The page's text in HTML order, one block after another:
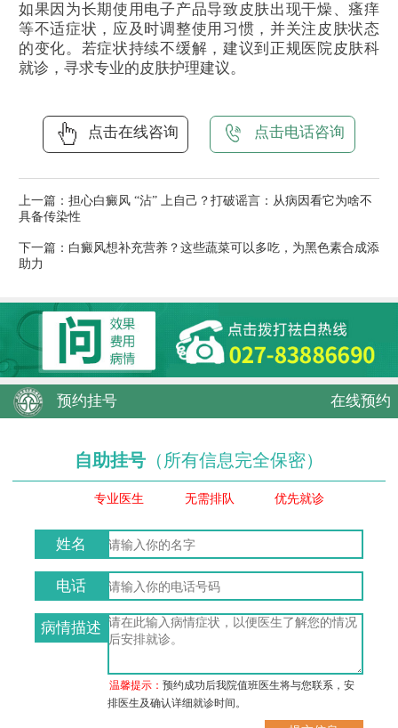
如果因为长期使用电子产品导致皮肤出现干燥、瘙痒
等不适症状，应及时调整使用习惯，并关注皮肤状态
的变化。若症状持续不缓解，建议到正规医院皮肤科
就诊，寻求专业的皮肤护理建议。​
点击在线咨询 点击电话咨询
上一篇： 担心白癜风 “沾” 上自己？打破谣言：从病因看它为啥不
具备传染性
下一篇： 白癜风想补充营养？这些蔬菜可以多吃，为黑色素合成添
助力
预约挂号 在线预约
自助挂号 （所有信息完全保密）
专业医生 无需排队 优先就诊
姓名
电话
病情描述
温馨提示：预约成功后我院值班医生将与您联系，安
排医生及确认详细就诊时间。